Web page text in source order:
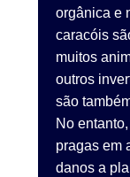
orgânica e
caracóis
muitos
outros
são
No
pragas em
danos a